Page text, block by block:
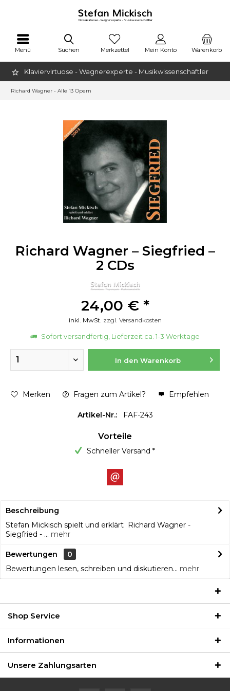
Klaviervirtuose - Wagnerexperte - Musikwissenschaftler
Menü Warenkorb
Merkzettel Mein Konto
Suchen
Richard Wagner - Alle 13 Opern
Richard Wagner – Siegfried –
2 CDs
24,00 € *
inkl. MwSt. zzgl. Versandkosten
Sofort versandfertig, Lieferzeit ca. 1-3 Werktage
In den Warenkorb
Merken Fragen zum Artikel? Empfehlen
Artikel-Nr.: FAF-243
Vorteile
Schneller Versand *
Beschreibung
Stefan Mickisch spielt und erklärt Richard Wagner -
Siegfried - ... mehr
Bewertungen
0
Bewertungen lesen, schreiben und diskutieren... mehr
Shop Service
Informationen
Unsere Zahlungsarten